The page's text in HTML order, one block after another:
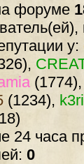
форуме
у:
(1774),
(1234), k3ri
24 часа
0